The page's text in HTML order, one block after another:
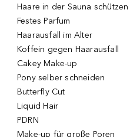
Haare in der Sauna schützen
Festes Parfum
Haarausfall im Alter
Koffein gegen Haarausfall
Cakey Make-up
Pony selber schneiden
Butterfly Cut
Liquid Hair
PDRN
Make-up für große Poren